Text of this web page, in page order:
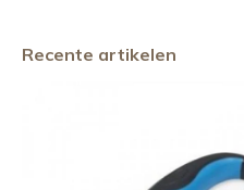
Recente artikelen